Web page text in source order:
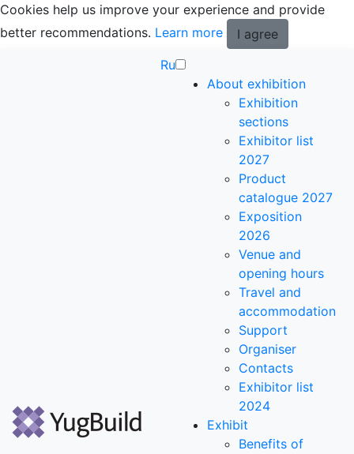
Cookies help us improve your experience and provide
better recommendations. Learn more
I agree
Ru
About exhibition
Exhibition
sections
Exhibitor list
2027
Product
catalogue 2027
Exposition
2026
Venue and
opening hours
Travel and
accommodation
Support
Organiser
Contacts
Exhibitor list
2024
Exhibit
Benefits of